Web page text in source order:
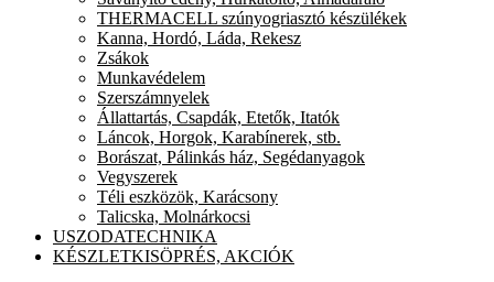
THERMACELL szúnyogriasztó készülékek
Kanna, Hordó, Láda, Rekesz
Zsákok
Munkavédelem
Szerszámnyelek
Állattartás, Csapdák, Etetők, Itatók
Láncok, Horgok, Karabínerek, stb.
Borászat, Pálinkás ház, Segédanyagok
Vegyszerek
Téli eszközök, Karácsony
Talicska, Molnárkocsi
USZODATECHNIKA
KÉSZLETKISÖPRÉS, AKCIÓK